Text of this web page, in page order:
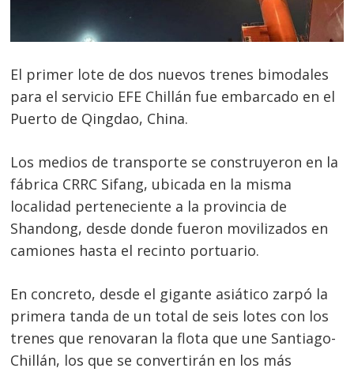
El primer lote de dos nuevos trenes bimodales
para el servicio EFE Chillán fue embarcado en el
Puerto de Qingdao, China.
Los medios de transporte se construyeron en la
fábrica CRRC Sifang, ubicada en la misma
localidad perteneciente a la provincia de
Shandong, desde donde fueron movilizados en
camiones hasta el recinto portuario.
En concreto, desde el gigante asiático zarpó la
primera tanda de un total de seis lotes con los
trenes que renovaran la flota que une Santiago-
Chillán, los que se convertirán en los más